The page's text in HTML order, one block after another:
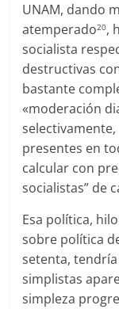
UNAM, dando
atemperado20,
socialista
destructivas
bastante
«moderación
presentes en
calcular con
socialistas” de
Esa política,
sobre política
setenta,
simplistas
simpleza